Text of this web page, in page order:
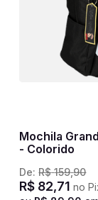
Mochila
- Colorido
De:R$ 159,90
R$ 82,71 no